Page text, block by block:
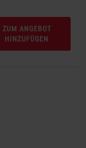
ZUM ANGEBOT
HINZUFÜGEN